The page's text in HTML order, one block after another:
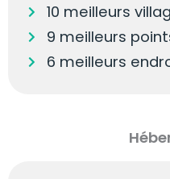
10 meilleurs
9 meilleurs
6 meilleurs